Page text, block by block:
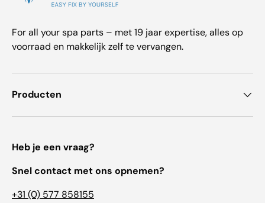
For all your spa parts – met 19 jaar expertise, alles op
voorraad en makkelijk zelf te vervangen.
Producten
Heb je een vraag?
Snel contact met ons opnemen?
+31 (0) 577 858155